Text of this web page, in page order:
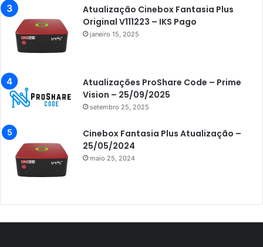
Azamerica Extremo IPTV
Azamerica F92 Plus
Azamerica Gold
Azamerica i7 IPTV
Azamerica King
Azamerica King GX PRO
Azamerica King IPTV
Azamerica Mobi
Atualização Cinebox Fantasia Plus
Original V111223 – IKS Pago
janeiro 15, 2025
Atualizações ProShare Code – Prime
Vision – 25/09/2025
setembro 25, 2025
Cinebox Fantasia Plus Atualização –
25/05/2024
maio 25, 2024